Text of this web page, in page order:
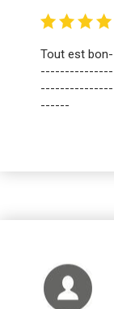
Tout est
------